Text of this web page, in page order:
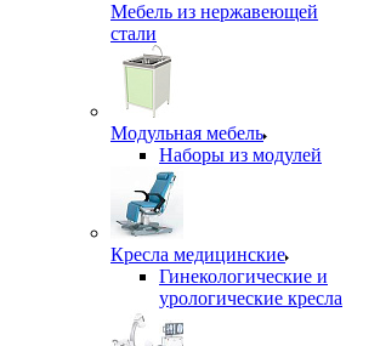
Мебель из нержавеющей
стали
Модульная мебель
Наборы из модулей
Кресла медицинские
Гинекологические и
урологические кресла